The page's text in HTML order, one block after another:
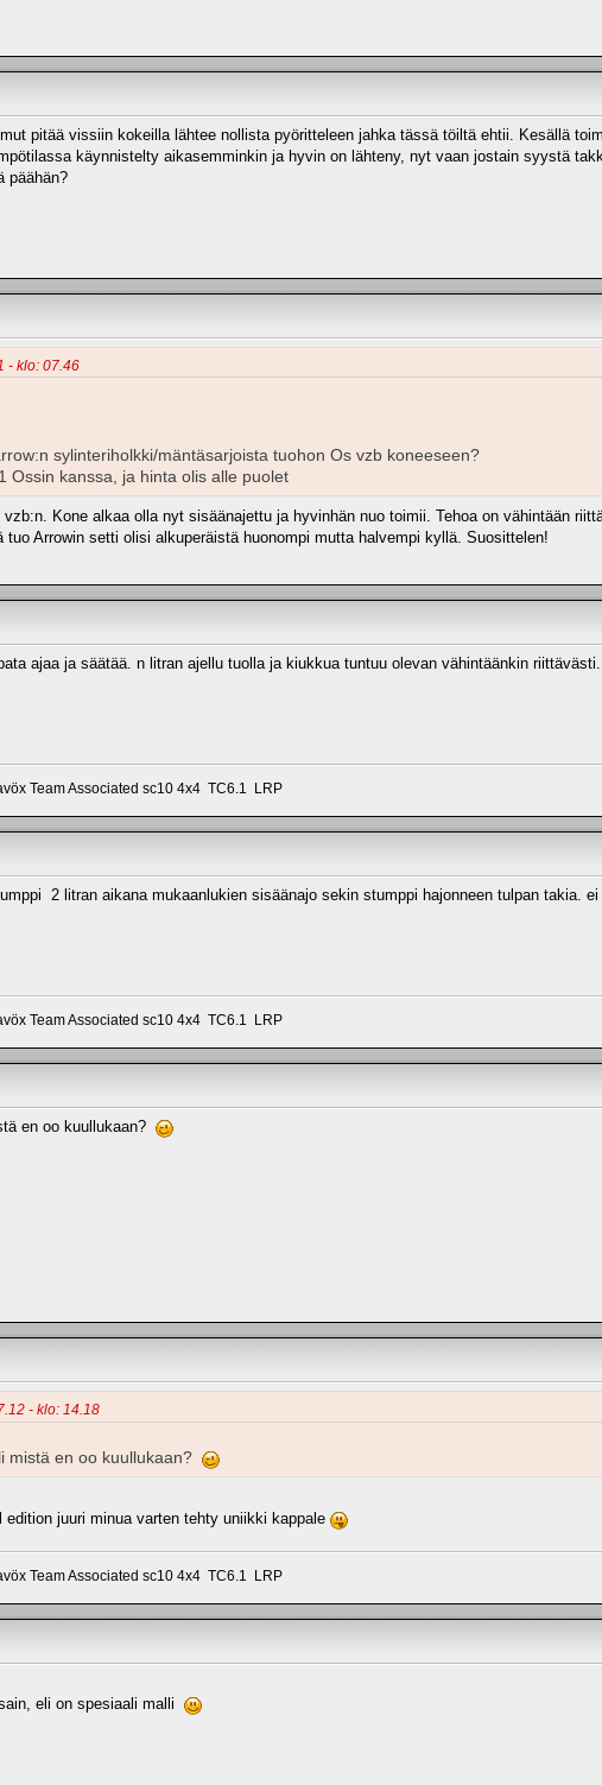
pitää vissiin kokeilla lähtee nollista pyöritteleen jahka tässä töiltä ehtii. Kesällä
käynnistelty aikasemminkin ja hyvin on lähteny, nyt vaan jostain syystä
päähän?
- klo: 07.46
sylinteriholkki/mäntäsarjoista tuohon Os vzb koneeseen?
Ossin kanssa, ja hinta olis alle puolet
vzb:n. Kone alkaa olla nyt sisäänajettu ja hyvinhän nuo toimii. Tehoa on vähintään
tuo Arrowin setti olisi alkuperäistä huonompi mutta halvempi kyllä. Suosittelen!
ajaa ja säätää. n litran ajellu tuolla ja kiukkua tuntuu olevan vähintäänkin
Team Associated sc10 4x4 TC6.1 LRP
2 litran aikana mukaanlukien sisäänajo sekin stumppi hajonneen tulpan takia.
Team Associated sc10 4x4 TC6.1 LRP
en oo kuullukaan?
- klo: 14.18
mistä en oo kuullukaan?
juuri minua varten tehty uniikki kappale
Team Associated sc10 4x4 TC6.1 LRP
eli on spesiaali malli